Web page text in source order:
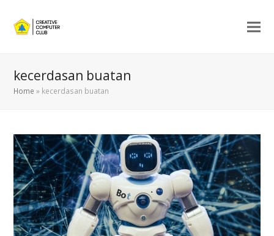
kecerdasan buatan
Home » kecerdasan buatan